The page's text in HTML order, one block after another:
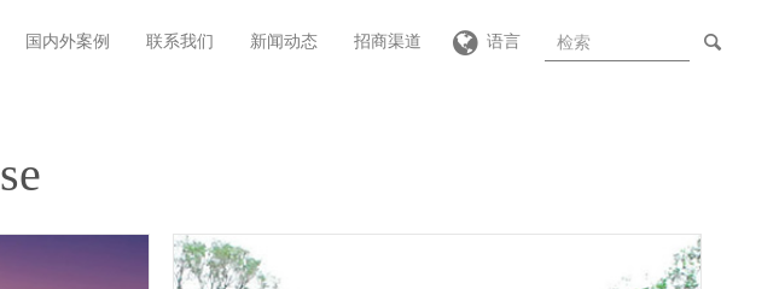
语言
国内外案例 联系我们 新闻动态 招商渠道